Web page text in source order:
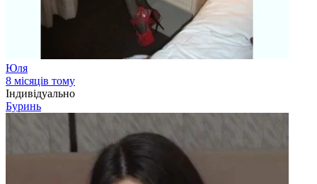
Юля
8 місяців тому
Індивідуально
Буринь